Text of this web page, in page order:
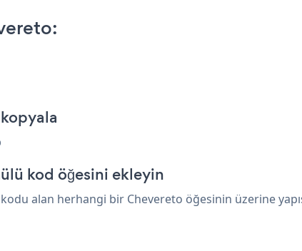
kod öğesini ekleyin
alan herhangi bir Chevereto öğesinin üzerine